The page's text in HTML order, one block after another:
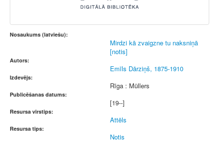
Nosaukums (latviešu):
Mirdzi kā zvaigzne tu naksniņā
[notis]
Autors:
Emīls Dārziņš, 1875-1910
Izdevējs:
Rīga : Müllers
Publicēšanas datums:
[19--]
Resursa virstips:
Attēls
Resursa tips:
Notis